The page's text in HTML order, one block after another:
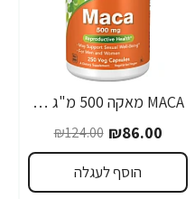
MACA מאקה 500 מ"ג 250 כמוסות - מבית NOW FOODS
₪86.00
₪124.00
הוסף לעגלה